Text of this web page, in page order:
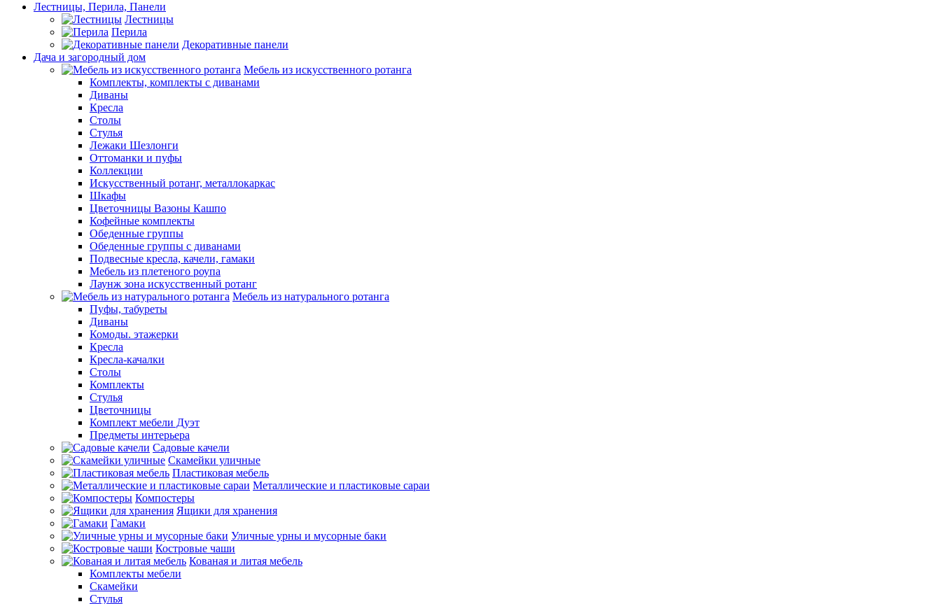
Лестницы, Перила, Панели
Лестницы
Перила
Декоративные панели
Дача и загородный дом
Мебель из искусственного ротанга
Комплекты, комплекты с диванами
Диваны
Кресла
Столы
Стулья
Лежаки Шезлонги
Оттоманки и пуфы
Коллекции
Искусственный ротанг, металлокаркас
Шкафы
Цветочницы Вазоны Кашпо
Кофейные комплекты
Обеденные группы
Обеденные группы с диванами
Подвесные кресла, качели, гамаки
Мебель из плетеного роупа
Лаунж зона искусственный ротанг
Мебель из натурального ротанга
Пуфы, табуреты
Диваны
Комоды. этажерки
Кресла
Кресла-качалки
Столы
Комплекты
Стулья
Цветочницы
Комплект мебели Дуэт
Предметы интерьера
Садовые качели
Скамейки уличные
Пластиковая мебель
Металлические и пластиковые сараи
Компостеры
Ящики для хранения
Гамаки
Уличные урны и мусорные баки
Костровые чаши
Кованая и литая мебель
Комплекты мебели
Скамейки
Стулья